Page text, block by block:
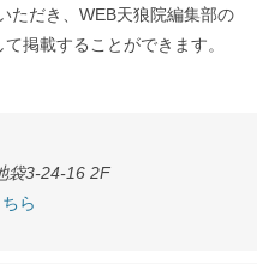
ただき、WEB天狼院編集部の
掲載することができます。
袋3-24-16 2F
ら